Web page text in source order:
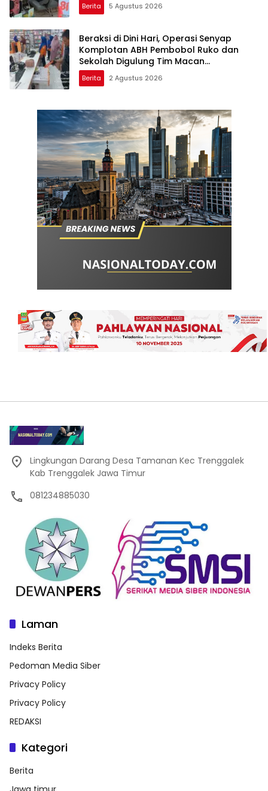
Berita 5 Agustus 2026
Beraksi di Dini Hari, Operasi Senyap
Komplotan ABH Pembobol Ruko dan
Sekolah Digulung Tim Macan
Blambangan
Berita 2 Agustus 2026
Lingkungan Darang Desa Tamanan Kec Trenggalek
Kab Trenggalek Jawa Timur
081234885030
Laman
Indeks Berita
Pedoman Media Siber
Privacy Policy
Privacy Policy
REDAKSI
Kategori
Berita